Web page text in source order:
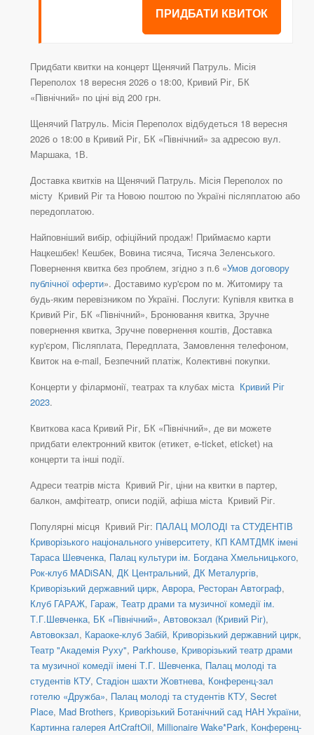
ПРИДБАТИ КВИТОК
Придбати квитки на концерт Щенячий Патруль. Місія
Переполох 18 вересня 2026 о 18:00, Кривий Ріг, БК
«Північний» по ціні від 200 грн.
Щенячий Патруль. Місія Переполох відбудеться 18 вересня
2026 о 18:00 в Кривий Ріг, БК «Північний» за адресою вул.
Маршака, 1В.
Доставка квитків на Щенячий Патруль. Місія Переполох по
місту Кривий Ріг та Новою поштою по Україні післяплатою або
передоплатою.
Найповніший вибір, офіційний продаж! Приймаємо карти
Нацкешбек! Кешбек, Вовина тисяча, Тисяча Зеленського.
Повернення квитка без проблем, згідно з п.6 «Умов договору
публічної оферти». Доставимо кур'єром по м. Житомиру та
будь-яким перевізником по Україні. Послуги: Купівля квитка в
Кривий Ріг, БК «Північний», Бронювання квитка, Зручне
повернення квитка, Зручне повернення коштів, Доставка
кур'єром, Післяплата, Передплата, Замовлення телефоном,
Квиток на e-mail, Безпечний платіж, Колективні покупки.
Концерти у філармонії, театрах та клубах міста Кривий Ріг
2023.
Квиткова каса Кривий Ріг, БК «Північний», де ви можете
придбати електронний квиток (етикет, e-ticket, eticket) на
концерти та інші події.
Адреси театрів міста Кривий Ріг, ціни на квитки в партер,
балкон, амфітеатр, описи подій, афіша міста Кривий Ріг.
Популярні місця Кривий Ріг: ПАЛАЦ МОЛОДІ та СТУДЕНТІВ
Криворізького національного університету, КП КАМТДМК імені
Тараса Шевченка, Палац культури ім. Богдана Хмельницького,
Рок-клуб MADiSAN, ДК Центральний, ДК Металургів,
Криворізький державний цирк, Аврора, Ресторан Автограф,
Клуб ГАРАЖ, Гараж, Театр драми та музичної комедії ім.
Т.Г.Шевченка, БК «Північний», Автовокзал (Кривий Ріг),
Автовокзал, Караоке-клуб Забій, Криворізький державний цирк,
Театр "Академія Руху", Parkhouse, Криворізький театр драми
та музичної комедії імені Т.Г. Шевченка, Палац молоді та
студентів КТУ, Стадіон шахти Жовтнева, Конференц-зал
готелю «Дружба», Палац молоді та студентів КТУ, Secret
Place, Mad Brothers, Криворізький Ботанічний сад НАН України,
Картинна галерея ArtCraftOil, Millionaire Wake*Park, Конференц-